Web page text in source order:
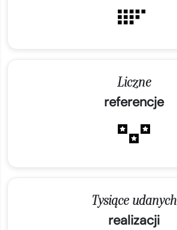
Liczne
referencje
Tysiące udanych
realizacji